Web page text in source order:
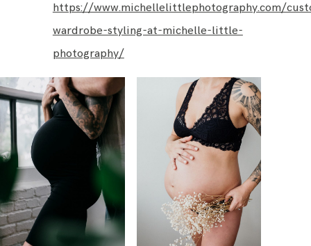
https://www.michellelittlephotography.com/
wardrobe-styling-at-michelle-little-
photography/